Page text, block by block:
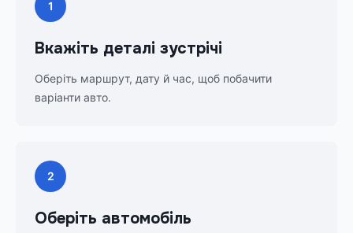
1
Вкажіть деталі зустрічі
Оберіть маршрут, дату й час, щоб побачити
варіанти авто.
2
Оберіть автомобіль